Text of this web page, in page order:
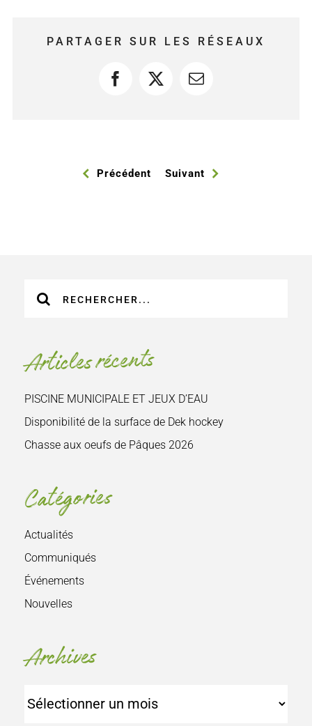
PARTAGER SUR LES RÉSEAUX
Facebook
X Courriel
Précédent Suivant
sur
Articles récents
PISCINE MUNICIPALE ET JEUX D’EAU
Disponibilité de la surface de Dek hockey
Chasse aux oeufs de Pâques 2026
Catégories
Actualités
Communiqués
Événements
Nouvelles
Archives